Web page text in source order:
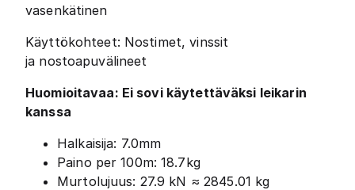
vasenkätinen
Käyttökohteet: Nostimet, vinssit
ja nostoapuvälineet
Huomioitavaa: Ei sovi käytettäväksi leikarin
kanssa
Halkaisija: 7.0mm
Paino per 100m: 18.7kg
Murtolujuus: 27.9 kN ≈ 2845.01 kg